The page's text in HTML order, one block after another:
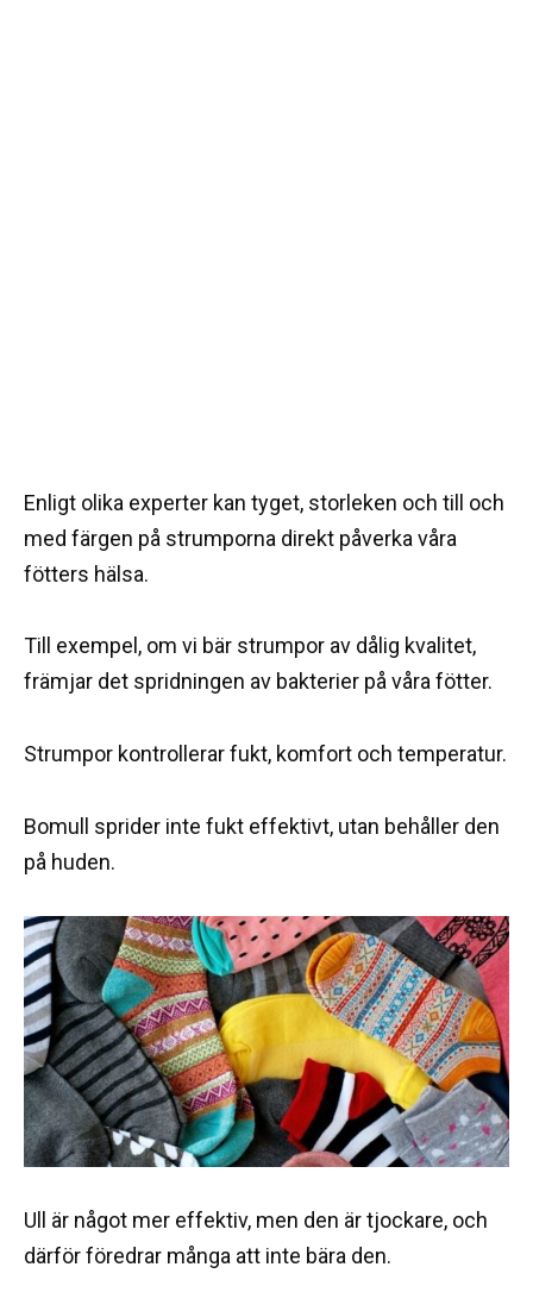
Enligt olika experter kan tyget, storleken och till och
med färgen på strumporna direkt påverka våra
fötters hälsa.
Till exempel, om vi bär strumpor av dålig kvalitet,
främjar det spridningen av bakterier på våra fötter.
Strumpor kontrollerar fukt, komfort och temperatur.
Bomull sprider inte fukt effektivt, utan behåller den
på huden.
Ull är något mer effektiv, men den är tjockare, och
därför föredrar många att inte bära den.